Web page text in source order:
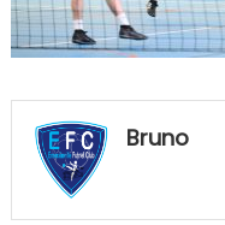
Bruno